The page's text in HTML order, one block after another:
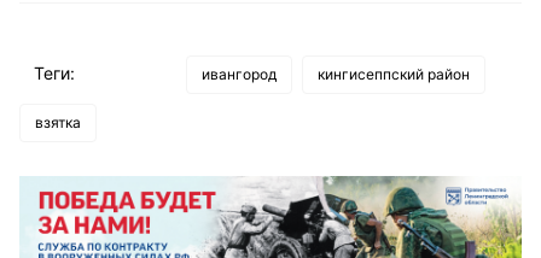
Теги: ивангород кингисеппский район
взятка